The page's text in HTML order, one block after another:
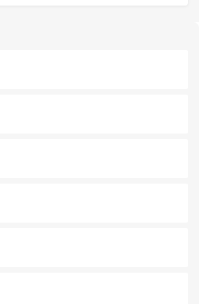
ズは地元の風情を楽しめる外せないスポット